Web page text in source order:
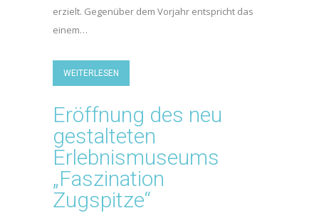
erzielt. Gegenüber dem Vorjahr entspricht das
einem…
WEITERLESEN
Eröffnung des neu
gestalteten
Erlebnismuseums
„Faszination
Zugspitze“